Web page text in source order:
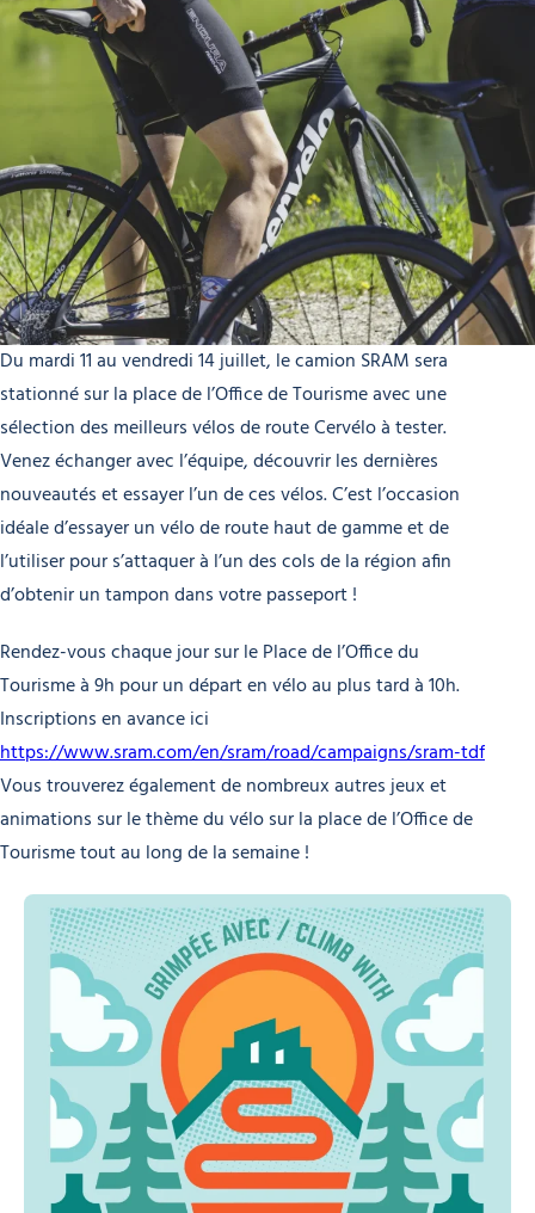
Du mardi 11 au vendredi 14 juillet, le camion SRAM sera
stationné sur la place de l’Office de Tourisme avec une
sélection des meilleurs vélos de route Cervélo à tester.
Venez échanger avec l’équipe, découvrir les dernières
nouveautés et essayer l’un de ces vélos. C’est l’occasion
idéale d’essayer un vélo de route haut de gamme et de
l’utiliser pour s’attaquer à l’un des cols de la région afin
d’obtenir un tampon dans votre passeport !
Rendez-vous chaque jour sur le Place de l’Office du
Tourisme à 9h pour un départ en vélo au plus tard à 10h.
Inscriptions en avance ici
https://www.sram.com/en/sram/road/campaigns/sram-tdf
Vous trouverez également de nombreux autres jeux et
animations sur le thème du vélo sur la place de l’Office de
Tourisme tout au long de la semaine !